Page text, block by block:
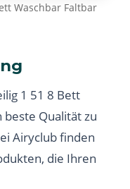
Waschbar Faltbar
1 51 8 Bett
Qualität zu
Airyclub finden
die Ihren